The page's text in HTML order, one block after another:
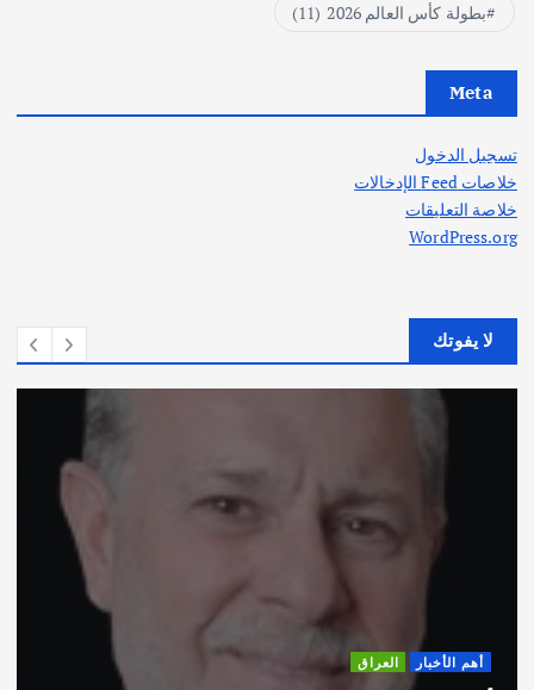
بطولة كأس العالم 2026
(11)
Meta
تسجيل الدخول
خلاصات Feed الإدخالات
خلاصة التعليقات
WordPress.org
لا يفوتك